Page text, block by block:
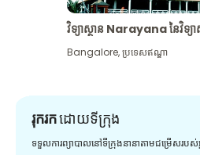
វិទ្យាស្ថាន Narayana នៃវិទ្យា
Bangalore,ប្រទេសឥណ្ឌា
រុករកដោយទីក្រុង
ទទួលការព្យាបាលនៅទីក្រុងនានាតាមជម្រើសរ